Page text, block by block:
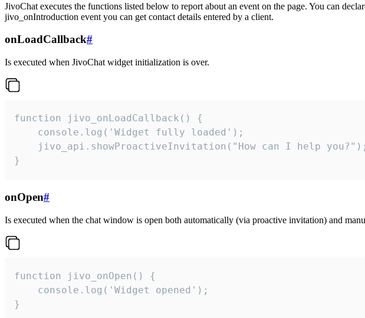
JivoChat executes the functions listed below to report about an event on the page. You can
jivo_onIntroduction event you can get contact details entered by a client.
onLoadCallback#
Is executed when JivoChat widget initialization is over.
function jivo_onLoadCallback() {
    console.log('Widget fully loaded');
    jivo_api.showProactiveInvitation("How can I help you?");
}
onOpen#
Is executed when the chat window is open both automatically (via proactive invitation) and
function jivo_onOpen() {
    console.log('Widget opened');
}